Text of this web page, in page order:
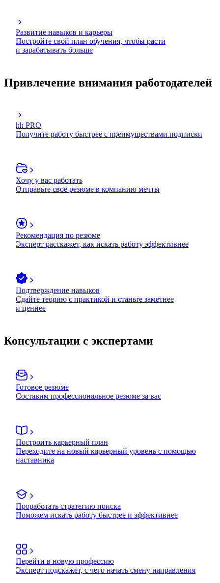
Развитие навыков и карьеры
Постройте свой план обучения, чтобы расти
и зарабатывать больше
Привлечение внимания работодателей
hh PRO
Получите работу быстрее с преимуществами подписки
Хочу у вас работать
Отправьте своё резюме в компанию мечты
Рекомендация по резюме
Эксперт расскажет, как искать работу эффективнее
Подтверждение навыков
Сдайте теорию с практикой и станьте заметнее
и ценнее
Консультации с экспертами
Готовое резюме
Составим профессиональное резюме за вас
Построить карьерный план
Переходите на новый карьерный уровень с помощью
наставника
Проработать стратегию поиска
Поможем искать работу быстрее и эффективнее
Перейти в новую профессию
Эксперт подскажет, с чего начать смену направления